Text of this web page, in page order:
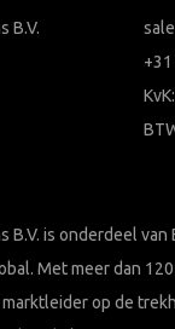
B.V.
B.V. is onderdeel van
Met meer dan
op de